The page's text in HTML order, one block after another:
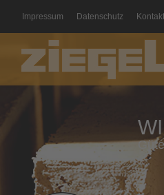
Impressum Datenschutz Kontakt
Geprüfte